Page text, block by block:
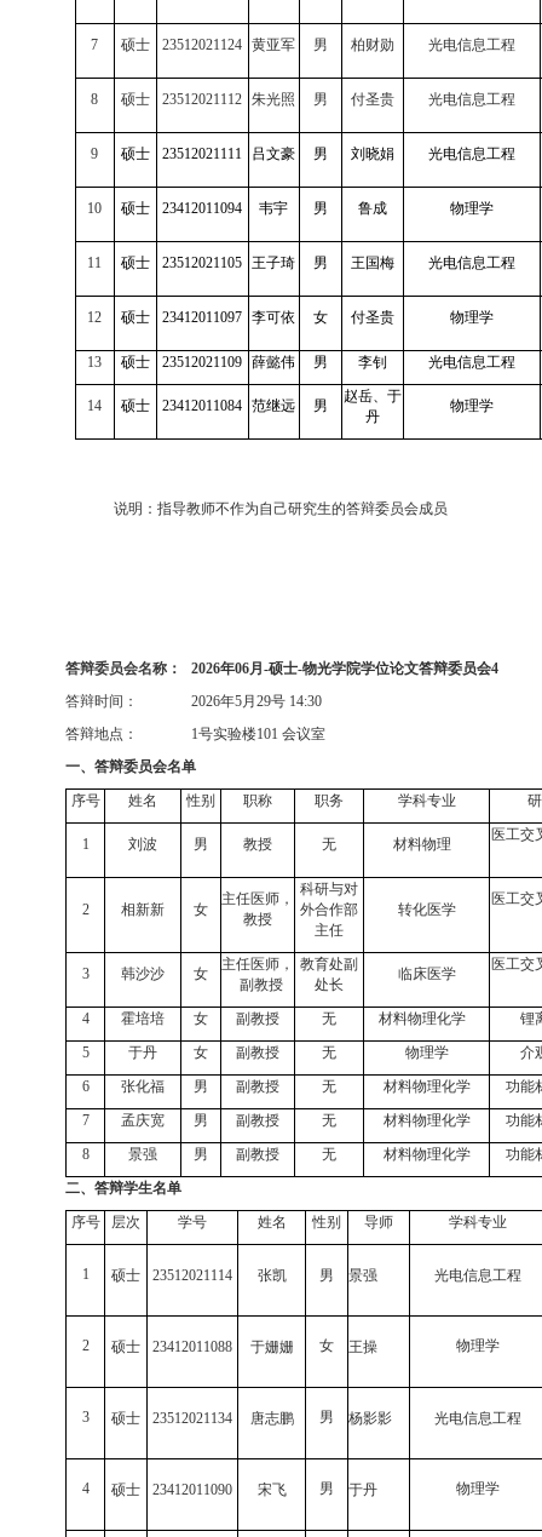
7 硕士 23512021124 黄亚军 男 柏财勋 光电信息工程
8 硕士 23512021112 朱光照 男 付圣贵 光电信息工程
9 硕士 23512021111 吕文豪 男 刘晓娟 光电信息工程
10 硕士 23412011094 韦宇 男 鲁成 物理学
11 硕士 23512021105 王子琦 男 王国梅 光电信息工程
12 硕士 23412011097 李可依 女 付圣贵 物理学
13 硕士 23512021109 薛懿伟 男 李钊 光电信息工程
14 硕士 23412011084 范继远 男
赵岳、于
丹
物理学
说明：指导教师不作为自己研究生的答辩委员会成员
答辩委员会名称： 2026年06月-硕士-物光学院学位论文答辩委员会4
答辩时间：
2026年5月29号 14:30
答辩地点：
1号实验楼101 会议室
一、答辩委员会名单
序号
姓名 性别 职称 职务 学科专业
1 刘波 男 教授 无 材料物理
医工交
2 相新新 女
主任医师，
教授
科研与对
外合作部
主任
转化医学
医工交
3 韩沙沙 女
主任医师，
副教授
教育处副
处长
临床医学
医工交
4 霍培培 女 副教授 无 材料物理化学
锂
5
于丹 女 副教授 无 物理学
介
6
张化福 男 副教授 无 材料物理化学
功能
7
孟庆宽 男 副教授 无 材料物理化学
功能
8
景强 男 副教授 无 材料物理化学
功能
二、答辩学生名单
序号
层次 学号 姓名 性别 导师 学科专业
1 硕士 23512021114 张凯 男 景强 光电信息工程
2 硕士 23412011088 于姗姗 女 王操 物理学
3 硕士 23512021134 唐志鹏 男 杨影影 光电信息工程
4 硕士 23412011090 宋飞 男 于丹 物理学